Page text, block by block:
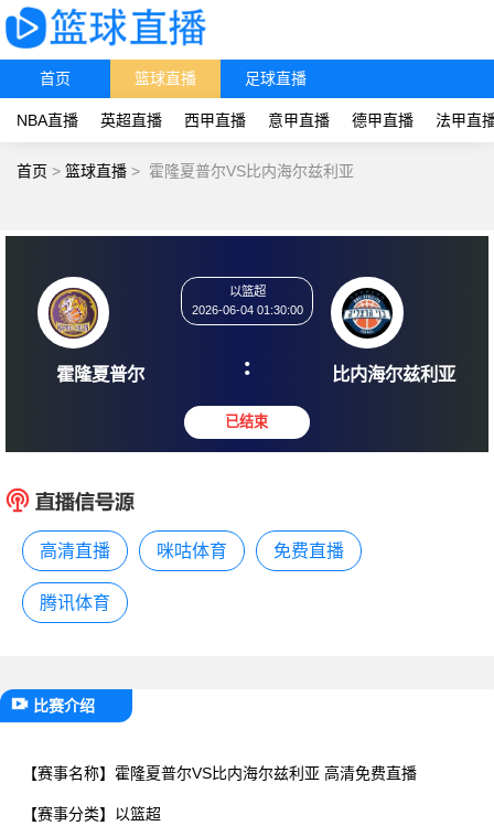
首页 篮球直播 足球直播
NBA直播 英超直播 西甲直播 意甲直播 德甲直播 法甲直
首页 > 篮球直播 > 霍隆夏普尔VS比内海尔兹利亚
霍隆夏普尔
2026-06-04 01:30:00
: 比内海
高清直播 咪咕体育 免费直播
腾讯体育
比赛介绍
【赛事名称】 霍隆夏普尔VS比内海尔兹利亚 高清免费直播
【赛事分类】 以篮超